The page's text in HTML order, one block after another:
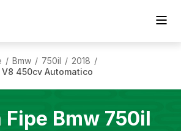
/ Bmw / 750il / 2018 /
450cv Automatico
Fipe Bmw 750il